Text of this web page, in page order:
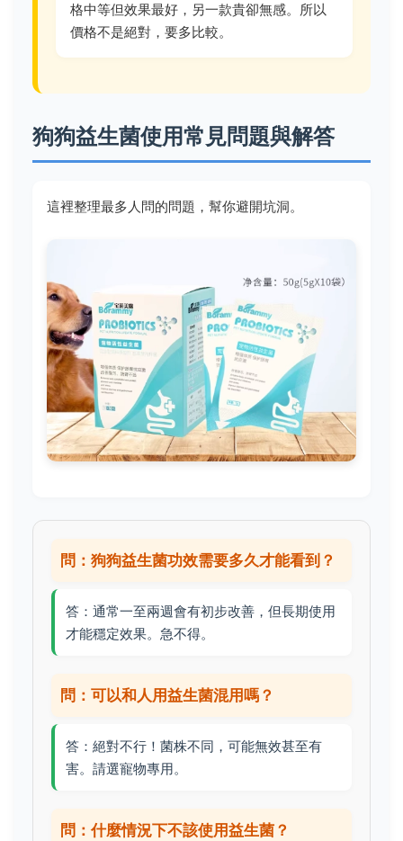
格中等但效果最好，另一款貴卻無感。所以
價格不是絕對，要多比較。
狗狗益生菌使用常見問題與解答
這裡整理最多人問的問題，幫你避開坑洞。
問：狗狗益生菌功效需要多久才能看到？
答：通常一至兩週會有初步改善，但長期使用
才能穩定效果。急不得。
問：可以和人用益生菌混用嗎？
答：絕對不行！菌株不同，可能無效甚至有
害。請選寵物專用。
問：什麼情況下不該使用益生菌？